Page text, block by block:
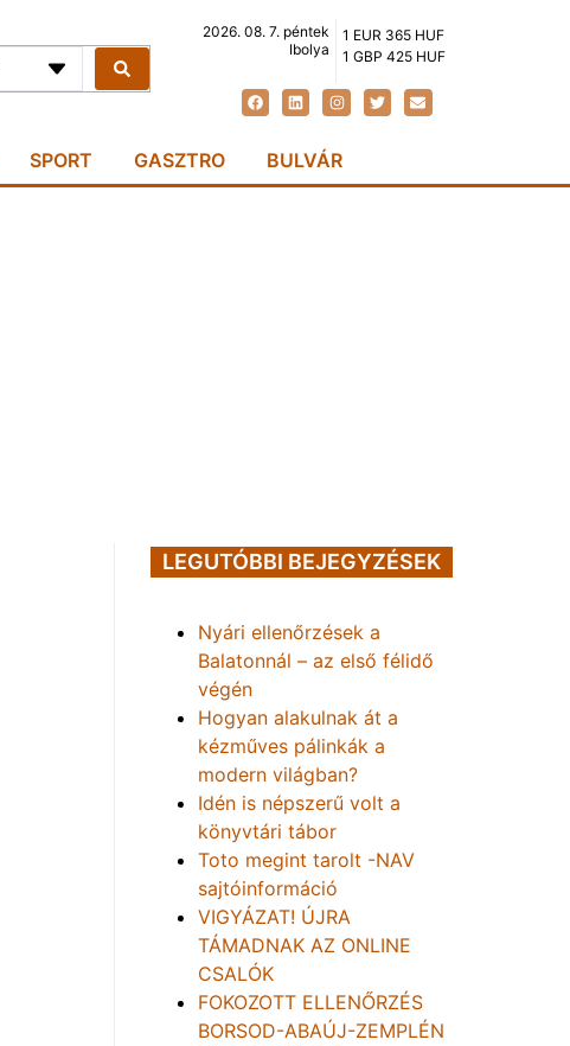
2026. 08. 7. péntek
Ibolya
1 EUR 365 HUF
1 GBP 425 HUF
SPORT GASZTRO BULVÁR
LEGUTÓBBI BEJEGYZÉSEK
Nyári ellenőrzések a
Balatonnál – az első félidő
végén
Hogyan alakulnak át a
kézműves pálinkák a
modern világban?
Idén is népszerű volt a
könyvtári tábor
Toto megint tarolt -NAV
sajtóinformáció
VIGYÁZAT! ÚJRA
TÁMADNAK AZ ONLINE
CSALÓK
FOKOZOTT ELLENŐRZÉS
BORSOD-ABAÚJ-ZEMPLÉN